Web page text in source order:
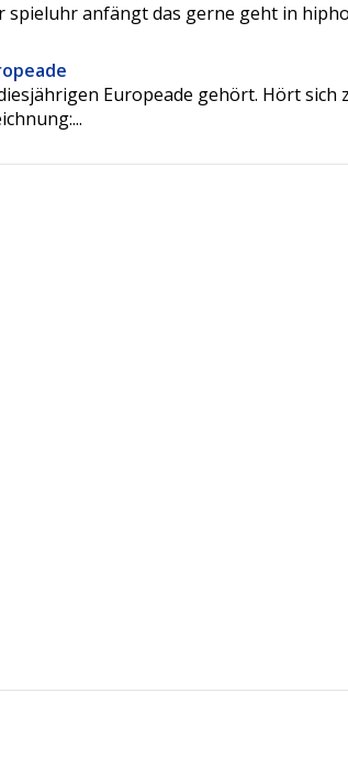
spieluhr anfängt das gerne geht in
Europeade gehört. Hört sich